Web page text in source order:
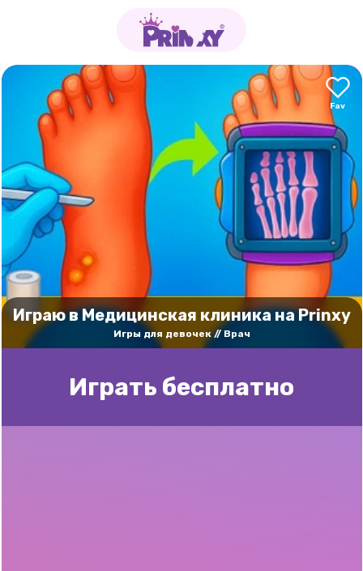
Играю в Медицинская клиника на Prinxy
Игры для девочек Врач
Играть бесплатно